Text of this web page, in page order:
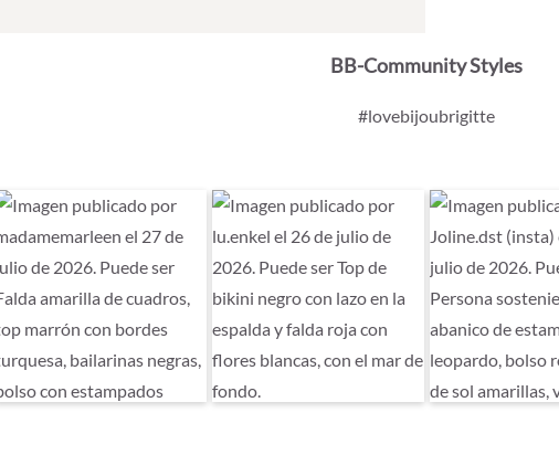
BB-Community Styles
#lovebijoubrigitte